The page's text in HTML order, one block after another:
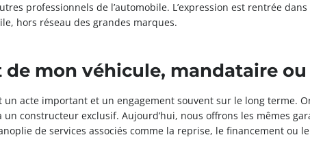
professionnels de l’automobile. L’expression est rentrée
hors réseau des grandes marques.
de mon véhicule, mandataire
un acte important et un engagement souvent sur le long
constructeur exclusif. Aujourd’hui, nous offrons les mêmes
de services associés comme la reprise, le financement